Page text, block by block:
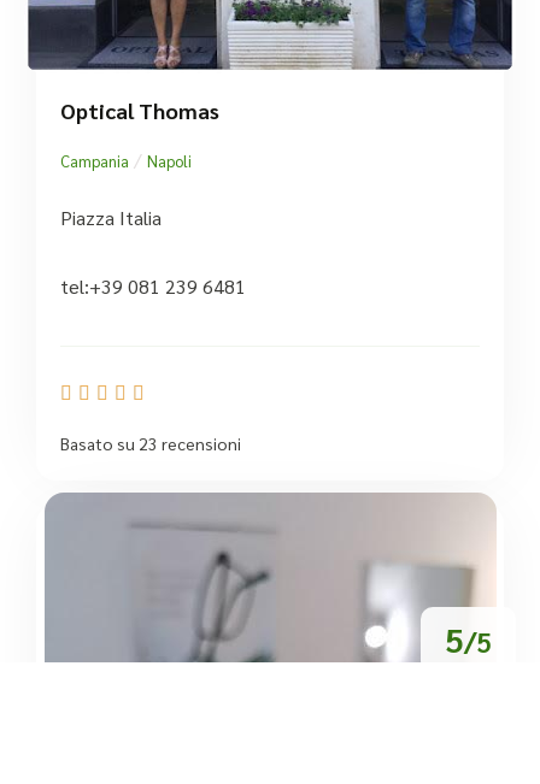
Optical Thomas
Campania / Napoli
Piazza Italia
tel:+39 081 239 6481
    
Basato su 23 recensioni
5/5